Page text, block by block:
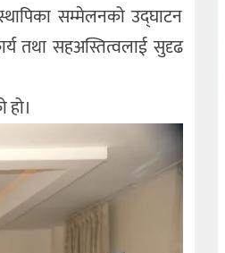
सम्मेलनको उद्घाटन
तथा सहअस्तित्वलाई सुदृढ